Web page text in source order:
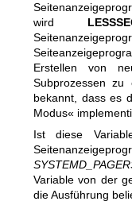
wird
Erstellen von
Subprozessen
bekannt, dass es
Modus«
Ist diese
Variable von der
die Ausführung